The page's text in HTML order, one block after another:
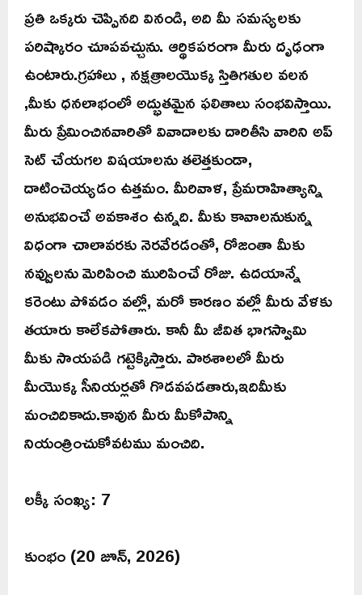
ప్రతి ఒక్కరు చెప్పినది వినండి, అది మీ సమస్యలకు
పరిష్కారం చూపవచ్చును. ఆర్థికపరంగా మీరు దృఢంగా
ఉంటారు.గ్రహాలు , నక్షత్రాలయొక్క స్తితిగతుల వలన
,మీకు ధనలాభంలో అద్భుతమైన ఫలితాలు సంభవిస్తాయి.
మీరు ప్రేమించినవారితో వివాదాలకు దారితీసి వారిని అప్
సెట్ చేయగల విషయాలను తలెత్తకుండా,
దాటించెయ్యడం ఉత్తమం. మీరివాళ, ప్రేమరాహిత్యాన్ని
అనుభవించే అవకాశం ఉన్నది. మీకు కావాలనుకున్న
విధంగా చాలావరకు నెరవేరడంతో, రోజంతా మీకు
నవ్వులను మెరిపించి మురిపించే రోజు. ఉదయాన్నే
కరెంటు పోవడం వల్లో, మరో కారణం వల్లో మీరు వేళకు
తయారు కాలేకపోతారు. కానీ మీ జీవిత భాగస్వామి
మీకు సాయపడి గట్టెక్కిస్తారు. పాఠశాలలో మీరు
మీయొక్క సీనియర్లతో గొడవపడతారు,ఇదిమీకు
మంచిదికాదు.కావున మీరు మీకోపాన్ని
నియంత్రించుకోవటము మంచిది.
లక్కీ సంఖ్య: 7
కుంభం (20 జూన్, 2026)